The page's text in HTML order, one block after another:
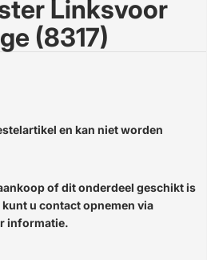
Linksvoor
(8317)
en kan niet worden
of dit onderdeel geschikt is
u contact opnemen via
informatie.